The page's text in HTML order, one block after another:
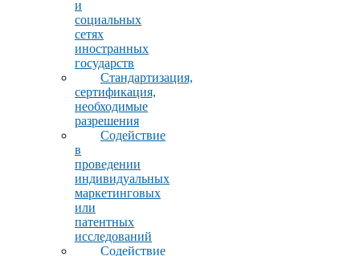
и
социальных
сетях
иностранных
государств
Стандартизация,
сертификация,
необходимые
разрешения
Содействие
в
проведении
индивидуальных
маркетинговых
или
патентных
исследований
Содействие